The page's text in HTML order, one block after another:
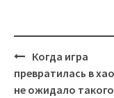
Post
navigation
Когда игра
превратилась в
не ожидало такого